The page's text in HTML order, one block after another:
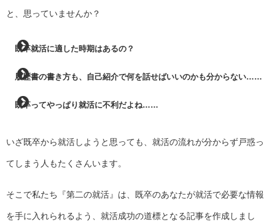
と、思っていませんか？
既卒就活に適した時期はあるの？
履歴書の書き方も、自己紹介で何を話せばいいのかも分からない……
既卒ってやっぱり就活に不利だよね……
いざ既卒から就活しようと思っても、就活の流れが分からず戸惑っ
てしまう人もたくさんいます。
そこで私たち『第二の就活』は、既卒のあなたが就活で必要な情報
を手に入れられるよう、就活成功の道標となる記事を作成しまし